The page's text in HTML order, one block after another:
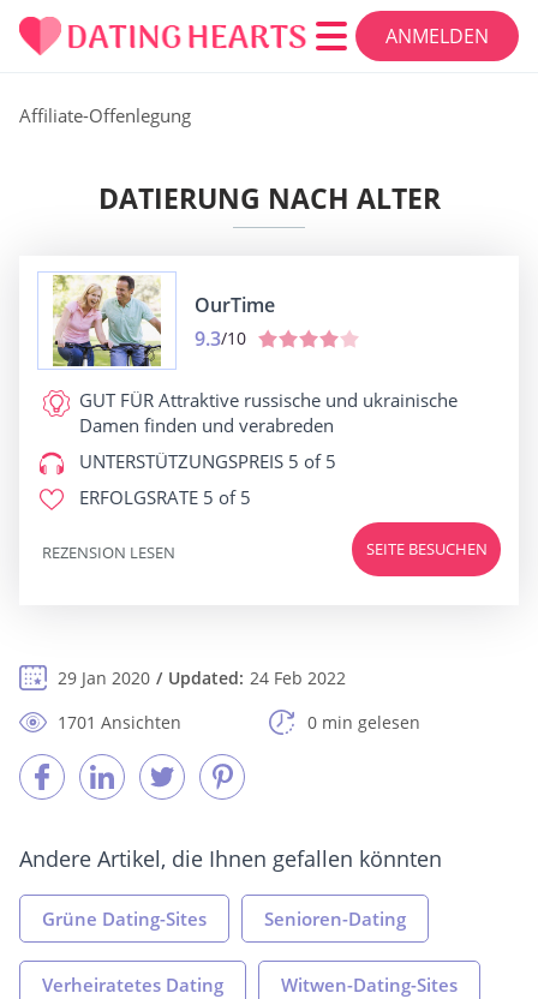
ANMELDEN
Affiliate-Offenlegung
DATIERUNG NACH ALTER
OurTime
9.3/10
GUT FÜR Attraktive russische und ukrainische
Damen finden und verabreden
UNTERSTÜTZUNGSPREIS 5 of 5
ERFOLGSRATE 5 of 5
SEITE BESUCHEN
REZENSION LESEN
29 Jan 2020 Updated: 24 Feb 2022
1701 Ansichten
0 min gelesen
Andere Artikel, die Ihnen gefallen könnten
Grüne Dating-Sites Senioren-Dating
Verheiratetes Dating Witwen-Dating-Sites